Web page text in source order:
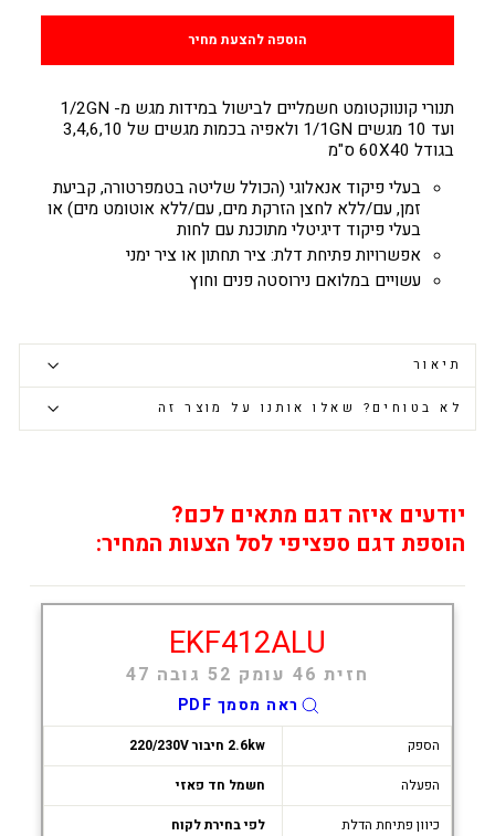
הוספה להצעת מחיר
תנורי קונווקטומט חשמליים לבישול במידות מגש מ- 1/2 GN
ועד 10 מגשים 1/1
GN
ולאפיה בכמות מגשים של 3,4,6,10
בגודל 60
X40 ס"מ
בעלי פיקוד אנאלוגי (הכולל שליטה בטמפרטורה, קביעת
זמן, עם/ללא לחצן הזרקת מים, עם/ללא אוטומט מים) או
בעלי פיקוד דיגיטלי מתוכנת עם לחות
אפשרויות פתיחת דלת: ציר תחתון או ציר ימני
עשויים במלואם נירוסטה פנים וחוץ
תיאור
לא בטוחים? שאלו אותנו על מוצר זה
יודעים איזה דגם מתאים לכם?
הוספת דגם ספציפי לסל הצעות המחיר:
EKF412ALU
חזית 46 עומק 52 גובה 47
ראה מסמך PDF
הספק
2.6kw חיבור 220/230V
הפעלה
חשמל חד פאזי
כיוון פתיחת הדלת
לפי בחירת לקוח